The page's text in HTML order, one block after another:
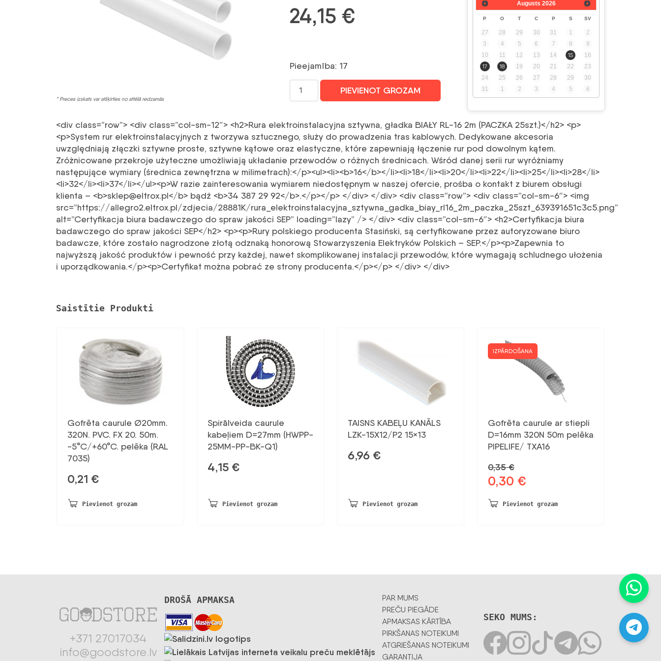
* Preces izskats var atšķirties no attēlā redzamās
Augusts 2026
P O T C P S SV
27 28 29 30 31 1
2
3
4 5 6 7 8
9
10
11 12 13 14 15
16
17
18 19 20 21 22
23
24
25 26 27 28 29
30
31
1 2 3 4 5 6
24,15 €
Pieejamība: 17
cauruļvadi,
balti
RL-
2m
(PACK
25
gab.)
daudzums
PIEVIENOT GROZAM
<div class=”row”> <div class=”col-sm-12″> <h2>Rura elektroinstalacyjna sztywna, gładka BIAŁY RL-16 2m (PACZKA 25szt.)</h2> <p>
<p>System rur elektroinstalacyjnych z tworzywa sztucznego, służy do prowadzenia tras kablowych. Dedykowane akcesoria
uwzględniają złączki sztywne proste, sztywne kątowe oraz elastyczne, które zapewniają łączenie rur pod dowolnym kątem.
Zróżnicowane przekroje użyteczne umożliwiają układanie przewodów o różnych średnicach. Wśród danej serii rur wyróżniamy
następujące wymiary (średnica zewnętrzna w milimetrach):</p><ul><li><b>16</b></li><li>18</li><li>20</li><li>22</li><li>25</li><li>28</li>
<li>32</li><li>37</li></ul><p>W razie zainteresowania wymiarem niedostępnym w naszej ofercie, prośba o kontakt z biurem obsługi
klienta – <b>sklep@eltrox.pl</b> bądź <b>34 387 29 92</b>.</p></p> </div> </div> <div class=”row”> <div class=”col-sm-6″> <img
src=”https://allegro2.eltrox.pl/zdjecia/28881K/rura_elektroinstalacyjna_sztywna_gadka_biay_rl16_2m_paczka_25szt_639391651c3c5.png”
alt=”Certyfikacja biura badawczego do spraw jakości SEP” loading=”lazy” /> </div> <div class=”col-sm-6″> <h2>Certyfikacja biura
badawczego do spraw jakości SEP</h2> <p><p>Rury polskiego producenta Stasiński, są certyfikowane przez autoryzowane biuro
badawcze, które zostało nagrodzone złotą odznaką honorową Stowarzyszenia Elektryków Polskich – SEP.</p><p>Zapewnia to
najwyższą jakość produktów i pewność przy każdej, nawet skomplikowanej instalacji przewodów, które wymagają schludnego ułożenia
i uporządkowania.</p><p>Certyfikat można pobrać ze strony producenta.</p></p> </div> </div>
Saistītie Produkti
Gofrēta caurule Ø20mm.
320N. PVC. FX 20. 50m.
-5°C/+60°C. pelēka (RAL
7035)
0,21 €
Pievienot grozam
Spirālveida caurule
kabeļiem D=27mm (HWPP-
25MM-PP-BK-Q1)
4,15 €
Pievienot grozam
TAISNS KABEĻU KANĀLS
LZK-15X12/P2 15×13
6,96 €
Pievienot grozam
IZPĀRDOŠANA
Gofrēta caurule ar stiepli
D=16mm 320N 50m pelēka
PIPELIFE/ TXA16
0,35€
Sākotnējā
bija:
0,30 €
ir:
Pievienot grozam
+371 27017034
info@goodstore.lv
DROŠĀ APMAKSA
PAR MUMS
PREČU PIEGĀDE
APMAKSAS KĀRTĪBA
PIRKŠANAS NOTEIKUMI
ATGRIEŠANAS NOTEIKUMI
GARANTIJA
SEKO MUMS: